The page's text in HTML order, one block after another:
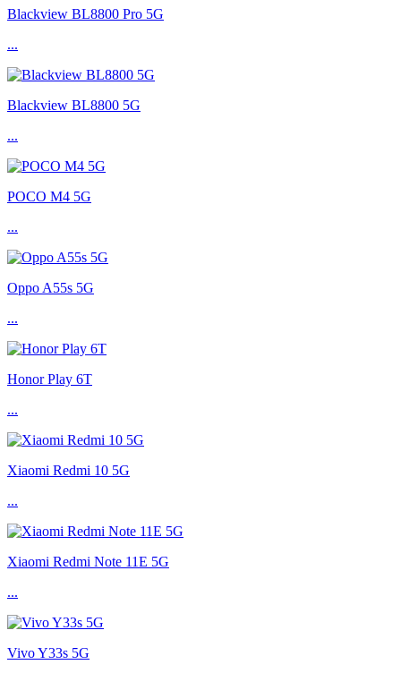
Blackview BL8800 Pro 5G
...
Blackview BL8800 5G
...
POCO M4 5G
...
Oppo A55s 5G
...
Honor Play 6T
...
Xiaomi Redmi 10 5G
...
Xiaomi Redmi Note 11E 5G
...
Vivo Y33s 5G